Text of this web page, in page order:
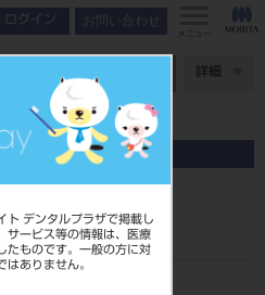
ト デンタルプラザで掲載し
サービス等の情報は、医療
たものです。一般の方に対
はありません。
ログイン お問い合わせ
メニュー
詳細
DB用 キーパー 3513
キーパー 3513